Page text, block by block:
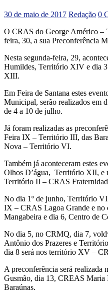
30 de maio de 2017 Redação 0
O CRAS do George Américo –
feira, 30, a sua Preconferência
Nesta segunda-feira, 29,
Humildes, Território XIV e dia
XIII.
Em Feira de Santana estes
Municipal, serão realizados em
de 4 a 10 de julho.
Já foram realizadas as
Feira IX – Território III, das
Nova – Território VI.
Também já aconteceram estes
Olhos D’água, Território XII, e
Território II – CRAS
No dia 1º de junho, Território
IX – CRAS Lagoa Grande e
Mangabeira e dia 6, Centro de
No dia 5, no CRMQ, dia 7,
Antônio dos Prazeres e
dia 8 será nos território XV –
A preconferência será
Gusmão, dia 13, CREAS Maria
Baraúnas.